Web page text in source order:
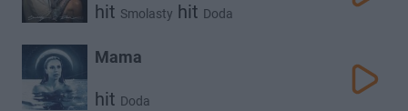
hit Smolasty hit Doda
Mama
hit Doda